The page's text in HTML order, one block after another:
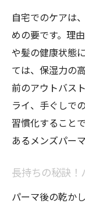
自宅でのケアは
めの要です。理
や髪の健康状態
ては、保湿力の
前のアウトバス
ライ、手ぐしで
習慣化すること
あるメンズパー
長持ちの秘訣！
パーマ後の乾か